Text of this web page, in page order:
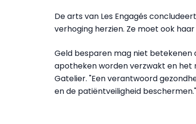
De arts van Les Engagés
verhoging herzien. Ze moet ook
Geld besparen mag niet betekenen
apotheken worden verzwakt en
Gatelier. "Een verantwoord
en de patiëntveiligheid beschermen."